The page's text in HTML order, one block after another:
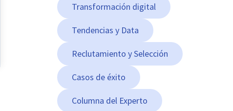
Transformación digital
Tendencias y Data
Reclutamiento y Selección
Casos de éxito
Columna del Experto